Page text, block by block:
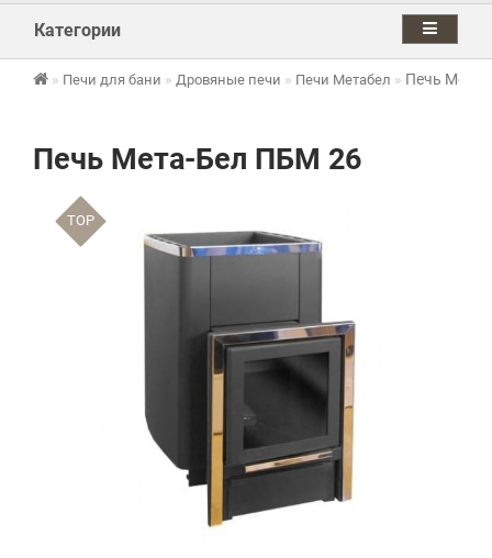
Категории
Печи для бани Дровяные печи Печи Метабел Печь
Печь Мета-Бел ПБМ 26
TOP